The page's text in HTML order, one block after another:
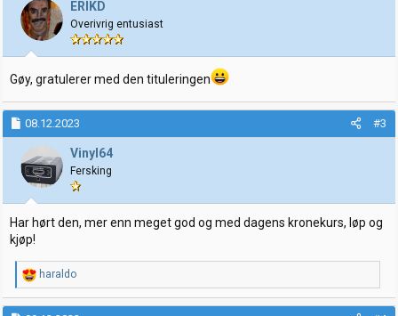
r
:
ERIKD
Overivrig entusiast
Gøy, gratulerer med den tituleringen
08.12.2023 #3
Vinyl64
Fersking
Har hørt den, mer enn meget god og med dagens kronekurs, løp og
kjøp!
R
e
a
haraldo